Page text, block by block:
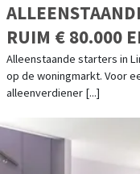
RUIM € 80.000
EEN
Alleenstaande starters in
op de woningmarkt. Voor
alleenverdiener [...]